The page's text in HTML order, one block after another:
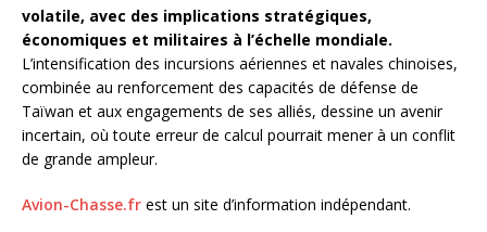
volatile, avec des implications stratégiques,
économiques et militaires à l’échelle mondiale.
L’intensification des incursions aériennes et navales chinoises,
combinée au renforcement des capacités de défense de
Taïwan et aux engagements de ses alliés, dessine un avenir
incertain, où toute erreur de calcul pourrait mener à un conflit
de grande ampleur.
Avion-Chasse.fr est un site d’information indépendant.